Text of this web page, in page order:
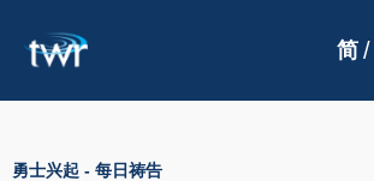
简 /
勇士兴起 - 每日祷告